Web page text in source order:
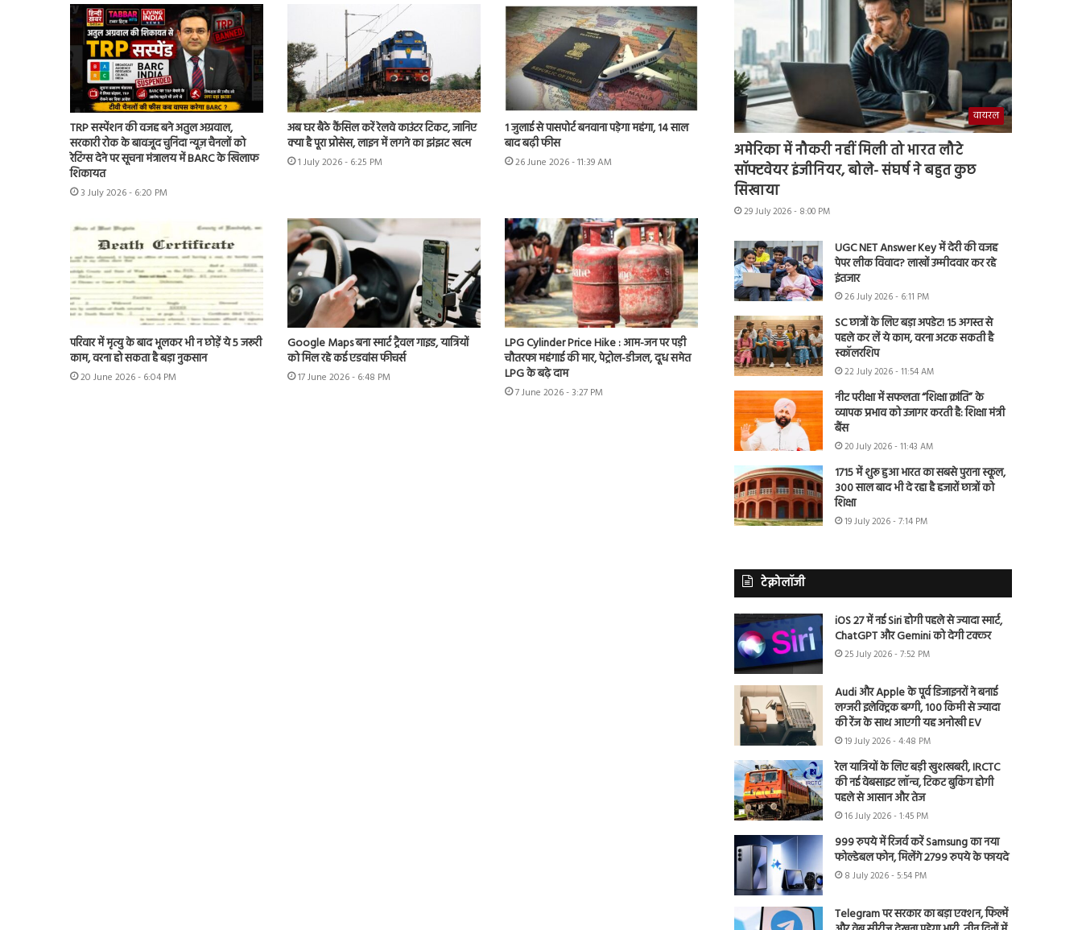
TRP सस्पेंशन की वजह बने अतुल अग्रवाल,
सरकारी रोक के बावजूद चुनिंदा न्यूज़ चैनलों को
रेटिंग्स देने पर सूचना मंत्रालय में BARC के खिलाफ
शिकायत
3 July 2026 - 6:20 PM
अब घर बैठे कैंसिल करें रेलवे काउंटर टिकट, जानिए
क्या है पूरा प्रोसेस, लाइन में लगने का झंझट खत्म
1 July 2026 - 6:25 PM
1 जुलाई से पासपोर्ट बनवाना पड़ेगा महंगा, 14 साल
बाद बढ़ी फीस
26 June 2026 - 11:39 AM
परिवार में मृत्यु के बाद भूलकर भी न छोड़ें ये 5 जरूरी
काम, वरना हो सकता है बड़ा नुकसान
20 June 2026 - 6:04 PM
Google Maps बना स्मार्ट ट्रैवल गाइड, यात्रियों
को मिल रहे कई एडवांस फीचर्स
17 June 2026 - 6:48 PM
LPG Cylinder Price Hike : आम-जन पर पड़ी
चौतरफा महंगाई की मार, पेट्रोल-डीजल, दूध समेत
LPG के बढ़े दाम
7 June 2026 - 3:27 PM
वायरल
अमेरिका में नौकरी नहीं मिली तो भारत लौटे
सॉफ्टवेयर इंजीनियर, बोले- संघर्ष ने बहुत कुछ
सिखाया
29 July 2026 - 8:00 PM
UGC NET Answer Key में देरी की वजह
पेपर लीक विवाद? लाखों उम्मीदवार कर रहे
इंतजार
26 July 2026 - 6:11 PM
SC छात्रों के लिए बड़ा अपडेट! 15 अगस्त से
पहले कर लें ये काम, वरना अटक सकती है
स्कॉलरशिप
22 July 2026 - 11:54 AM
नीट परीक्षा में सफलता “शिक्षा क्रांति” के
व्यापक प्रभाव को उजागर करती है: शिक्षा मंत्री
बैंस
20 July 2026 - 11:43 AM
1715 में शुरू हुआ भारत का सबसे पुराना स्कूल,
300 साल बाद भी दे रहा है हजारों छात्रों को
शिक्षा
19 July 2026 - 7:14 PM
टेक्नोलॉजी
iOS 27 में नई Siri होगी पहले से ज्यादा स्मार्ट,
ChatGPT और Gemini को देगी टक्कर
25 July 2026 - 7:52 PM
Audi और Apple के पूर्व डिजाइनरों ने बनाई
लग्जरी इलेक्ट्रिक बग्गी, 100 किमी से ज्यादा
की रेंज के साथ आएगी यह अनोखी EV
19 July 2026 - 4:48 PM
रेल यात्रियों के लिए बड़ी खुशखबरी, IRCTC
की नई वेबसाइट लॉन्च, टिकट बुकिंग होगी
पहले से आसान और तेज
16 July 2026 - 1:45 PM
999 रुपये में रिजर्व करें Samsung का नया
फोल्डेबल फोन, मिलेंगे 2799 रुपये के फायदे
8 July 2026 - 5:54 PM
Telegram पर सरकार का बड़ा एक्शन, फिल्में